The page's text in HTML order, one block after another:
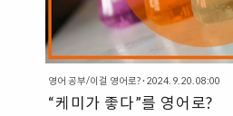
영어 공부/이걸 영어로?· 2024. 9. 20. 08:00
“케미가 좋다”를 영어로?